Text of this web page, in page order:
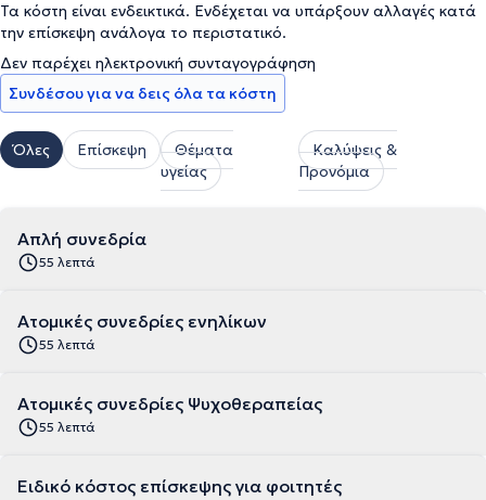
Τα κόστη είναι ενδεικτικά. Ενδέχεται να υπάρξουν αλλαγές κατά
την επίσκεψη ανάλογα το περιστατικό.
Δεν παρέχει ηλεκτρονική συνταγογράφηση
Συνδέσου για να δεις όλα τα κόστη
Όλες Επίσκεψη
Θέματα
υγείας
Καλύψεις &
Προνόμια
Απλή συνεδρία
55 λεπτά
Ατομικές συνεδρίες ενηλίκων
55 λεπτά
Ατομικές συνεδρίες Ψυχοθεραπείας
55 λεπτά
Ειδικό κόστος επίσκεψης για φοιτητές